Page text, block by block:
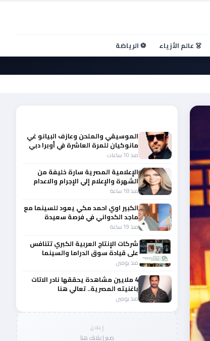
👗 عالم الأزياء ⚽ الرياضة
الموسيقي والملحن وعازف البيانو غي
مانوكيان للمرة العاشرة في أوبرا دبي
منذ 10 ساعات
الإعلامية المصرية سارة خليفة من
الشهرة والإعلام إلي الإجرام والاعدام
منذ 18 ساعة
الكبير اوي احمد مكي يعود للسينما مع
ماجد الكدواني في فرصة سعيدة
منذ 19 ساعة
شركات الإنتاج العربية الكبري تتنافس
على قيادة سوق الدراما والسينما
والصباح في مقدمة المشهد الإقليمي
منذ يومين
4 ملايين مشاهدة يحققها نادر الاتات
باغنيته المصرية.. تعالي هنا
منذ يومين
إعلان
ضع إعلانك هنا